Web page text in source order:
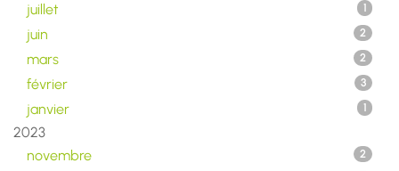
juillet 1
juin 2
mars 2
février 3
janvier 1
2023
novembre
2